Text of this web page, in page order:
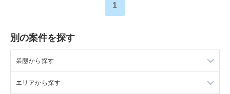
1
別の案件を探す
業態から探す
ラーメンの居抜き売却物件の案件一覧
エリアから探す